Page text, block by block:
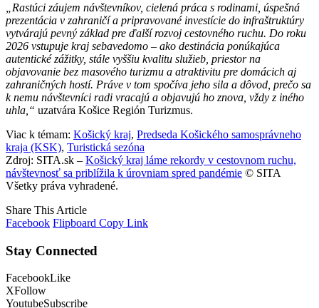
„Rastúci záujem návštevníkov, cielená práca s rodinami, úspešná
prezentácia v zahraničí a pripravované investície do infraštruktúry
vytvárajú pevný základ pre ďalší rozvoj cestovného ruchu. Do roku
2026 vstupuje kraj sebavedomo – ako destinácia ponúkajúca
autentické zážitky, stále vyššiu kvalitu služieb, priestor na
objavovanie bez masového turizmu a atraktivitu pre domácich aj
zahraničných hostí. Práve v tom spočíva jeho sila a dôvod, prečo sa
k nemu návštevníci radi vracajú a objavujú ho znova, vždy z iného
uhla,“ uzatvára Košice Región Turizmus.
Viac k témam: Košický kraj, Predseda Košického samosprávneho
kraja (KSK), Turistická sezóna
Zdroj: SITA.sk – Košický kraj láme rekordy v cestovnom ruchu,
návštevnosť sa priblížila k úrovniam spred pandémie © SITA
Všetky práva vyhradené.
Share This Article
Facebook Flipboard Copy Link
Stay Connected
FacebookLike
XFollow
YoutubeSubscribe